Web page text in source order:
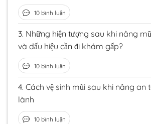
10 bình luận
3. Những hiện tượng sau khi nâng
và dấu hiệu cần đi khám gấp?
10 bình luận
4. Cách vệ sinh mũi sau khi nâng an
lành
10 bình luận